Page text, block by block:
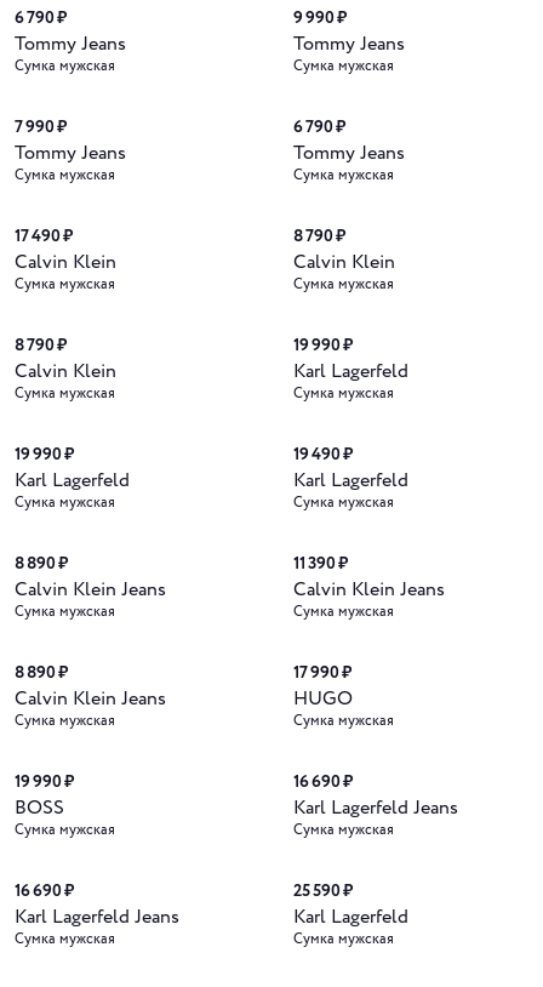
6 790 ₽
Tommy Jeans
Сумка мужская
9 990 ₽
Tommy Jeans
Сумка мужская
7 990 ₽
Tommy Jeans
Сумка мужская
6 790 ₽
Tommy Jeans
Сумка мужская
17 490 ₽
Calvin Klein
Сумка мужская
8 790 ₽
Calvin Klein
Сумка мужская
8 790 ₽
Calvin Klein
Сумка мужская
19 990 ₽
Karl Lagerfeld
Сумка мужская
19 990 ₽
Karl Lagerfeld
Сумка мужская
19 490 ₽
Karl Lagerfeld
Сумка мужская
8 890 ₽
Calvin Klein Jeans
Сумка мужская
11 390 ₽
Calvin Klein Jeans
Сумка мужская
8 890 ₽
Calvin Klein Jeans
Сумка мужская
17 990 ₽
HUGO
Сумка мужская
19 990 ₽
BOSS
Сумка мужская
16 690 ₽
Karl Lagerfeld Jeans
Сумка мужская
16 690 ₽
Karl Lagerfeld Jeans
Сумка мужская
25 590 ₽
Karl Lagerfeld
Сумка мужская